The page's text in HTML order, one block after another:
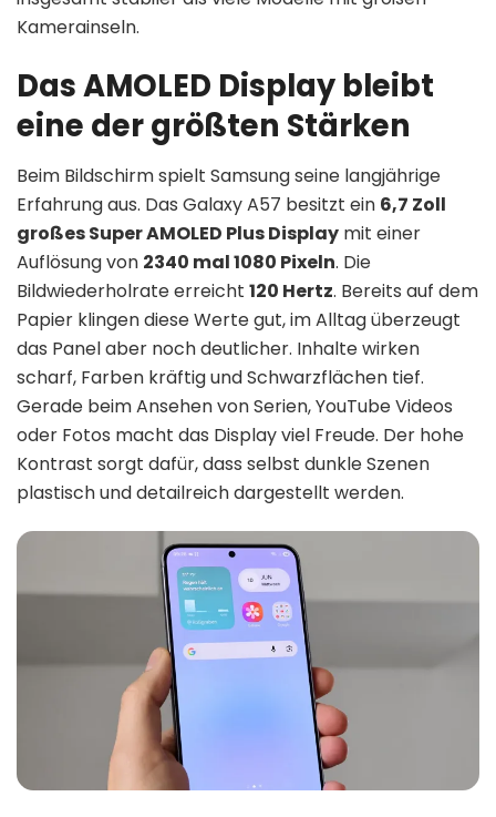
Kamerainseln.
Das AMOLED Display bleibt
eine der größten Stärken
Beim Bildschirm spielt Samsung seine langjährige
Erfahrung aus. Das Galaxy A57 besitzt ein 6,7 Zoll
großes Super AMOLED Plus Display mit einer
Auflösung von 2340 mal 1080 Pixeln. Die
Bildwiederholrate erreicht 120 Hertz. Bereits auf dem
Papier klingen diese Werte gut, im Alltag überzeugt
das Panel aber noch deutlicher. Inhalte wirken
scharf, Farben kräftig und Schwarzflächen tief.
Gerade beim Ansehen von Serien, YouTube Videos
oder Fotos macht das Display viel Freude. Der hohe
Kontrast sorgt dafür, dass selbst dunkle Szenen
plastisch und detailreich dargestellt werden.